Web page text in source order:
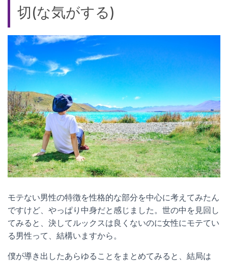
切(な気がする)
モテない男性の特徴を性格的な部分を中心に考えてみたん
ですけど、やっぱり中身だと感じました。世の中を見回し
てみると、決してルックスは良くないのに女性にモテてい
る男性って、結構いますから。
僕が導き出したあらゆることをまとめてみると、結局は